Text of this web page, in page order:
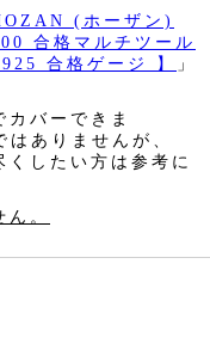
(ホーザン)
合格マルチツール
合格ゲージ 】
」
バーできま
ありませんが、
くしたい方は参考に
。